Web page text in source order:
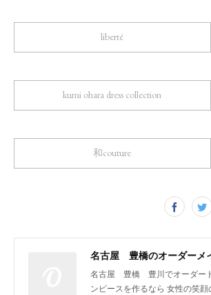
liberté
kumi ohara dress collection
和couture
名古屋 豊橋 豊川でオーダー
ンピースを作るなら 女性の笑